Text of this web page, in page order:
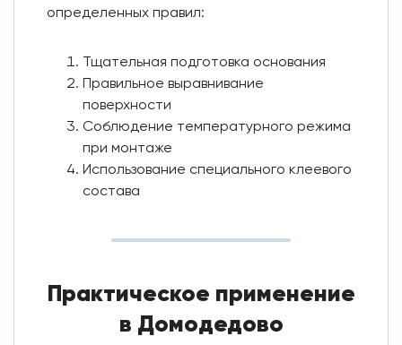
определенных правил:
Тщательная подготовка основания
Правильное выравнивание
поверхности
Соблюдение температурного режима
при монтаже
Использование специального клеевого
состава
Практическое применение
в Домодедово